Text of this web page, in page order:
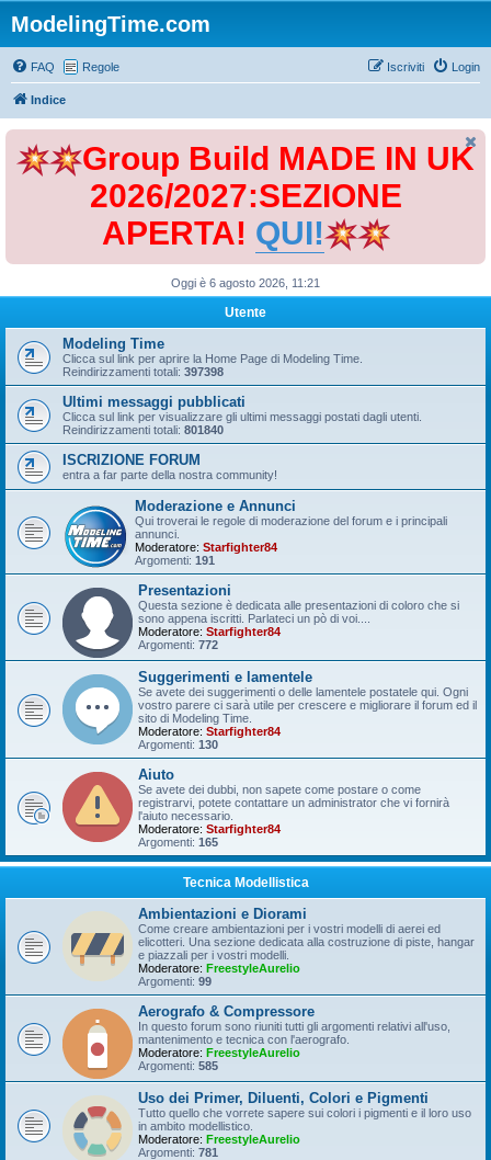
ModelingTime.com
FAQ Regole Login
Iscriviti
Indice
Group Build MADE IN UK
2026/2027:SEZIONE
APERTA! QUI!
Oggi è 6 agosto 2026, 11:21
Utente
Modeling Time
Clicca sul link per aprire la Home Page di Modeling Time.
Reindirizzamenti totali: 397398
Ultimi messaggi pubblicati
Clicca sul link per visualizzare gli ultimi messaggi postati dagli utenti.
Reindirizzamenti totali: 801840
ISCRIZIONE FORUM
entra a far parte della nostra community!
Moderazione e Annunci
Qui troverai le regole di moderazione del forum e i principali
annunci.
Moderatore: Starfighter84
Argomenti: 191
Presentazioni
Questa sezione è dedicata alle presentazioni di coloro che si
sono appena iscritti. Parlateci un pò di voi....
Moderatore: Starfighter84
Argomenti: 772
Suggerimenti e lamentele
Se avete dei suggerimenti o delle lamentele postatele qui. Ogni
vostro parere ci sarà utile per crescere e migliorare il forum ed il
sito di Modeling Time.
Moderatore: Starfighter84
Argomenti: 130
Aiuto
Se avete dei dubbi, non sapete come postare o come
registrarvi, potete contattare un administrator che vi fornirà
l'aiuto necessario.
Moderatore: Starfighter84
Argomenti: 165
Tecnica Modellistica
Ambientazioni e Diorami
Come creare ambientazioni per i vostri modelli di aerei ed
elicotteri. Una sezione dedicata alla costruzione di piste, hangar
e piazzali per i vostri modelli.
Moderatore: FreestyleAurelio
Argomenti: 99
Aerografo & Compressore
In questo forum sono riuniti tutti gli argomenti relativi all'uso,
mantenimento e tecnica con l'aerografo.
Moderatore: FreestyleAurelio
Argomenti: 585
Uso dei Primer, Diluenti, Colori e Pigmenti
Tutto quello che vorrete sapere sui colori i pigmenti e il loro uso
in ambito modellistico.
Moderatore: FreestyleAurelio
Argomenti: 781